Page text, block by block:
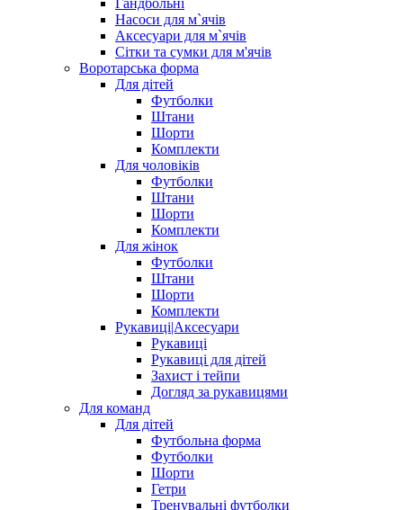
Гандбольні
Насоси для м`ячів
Аксесуари для м`ячів
Сітки та сумки для м'ячів
Воротарська форма
Для дітей
Футболки
Штани
Шорти
Комплекти
Для чоловіків
Футболки
Штани
Шорти
Комплекти
Для жінок
Футболки
Штани
Шорти
Комплекти
Рукавиці|Аксесуари
Рукавиці
Рукавиці для дітей
Захист і тейпи
Догляд за рукавицями
Для команд
Для дітей
Футбольна форма
Футболки
Шорти
Гетри
Тренувальні футболки